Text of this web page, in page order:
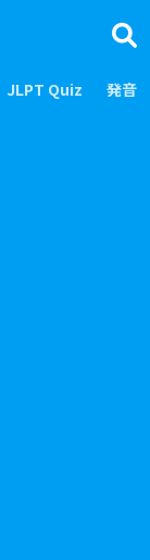
JLPT Quiz 発音